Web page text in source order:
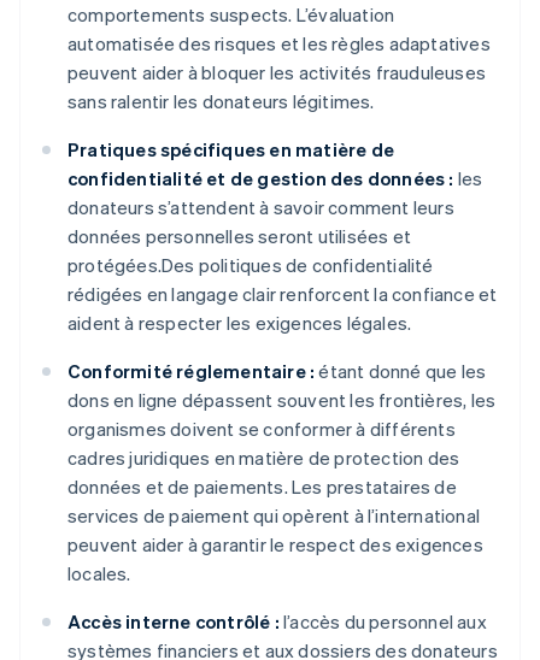
comportements suspects. L’évaluation
automatisée des risques et les règles adaptatives
peuvent aider à bloquer les activités frauduleuses
sans ralentir les donateurs légitimes.
Pratiques spécifiques en matière de
confidentialité et de gestion des données : les
donateurs s’attendent à savoir comment leurs
données personnelles seront utilisées et
protégées.Des politiques de confidentialité
rédigées en langage clair renforcent la confiance et
aident à respecter les exigences légales.
Conformité réglementaire : étant donné que les
dons en ligne dépassent souvent les frontières, les
organismes doivent se conformer à différents
cadres juridiques en matière de protection des
données et de paiements. Les prestataires de
services de paiement qui opèrent à l’international
peuvent aider à garantir le respect des exigences
locales.
Accès interne contrôlé : l’accès du personnel aux
systèmes financiers et aux dossiers des donateurs